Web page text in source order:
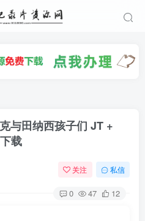
与田纳西孩子们 JT +
载
关注 私信
0 47 12